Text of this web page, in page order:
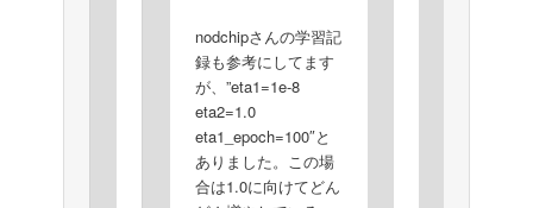
nodchipさんの学習記
録も参考にしてます
が、”eta1=1e-8
eta2=1.0
eta1_epoch=100″と
ありました。この場
合は1.0に向けてどん